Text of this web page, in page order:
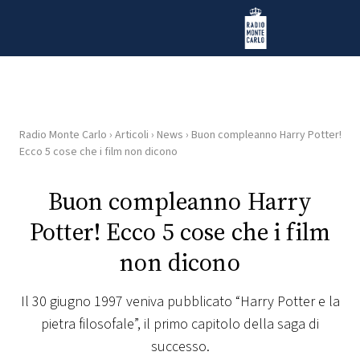
Radio Monte Carlo
HOME
RADIO
WEB
PLAYLIST
Radio Monte Carlo › Articoli › News › Buon compleanno Harry Potter!
Ecco 5 cose che i film non dicono
Buon compleanno Harry
Potter! Ecco 5 cose che i film
non dicono
Il 30 giugno 1997 veniva pubblicato “Harry Potter e la
pietra filosofale”, il primo capitolo della saga di
successo.